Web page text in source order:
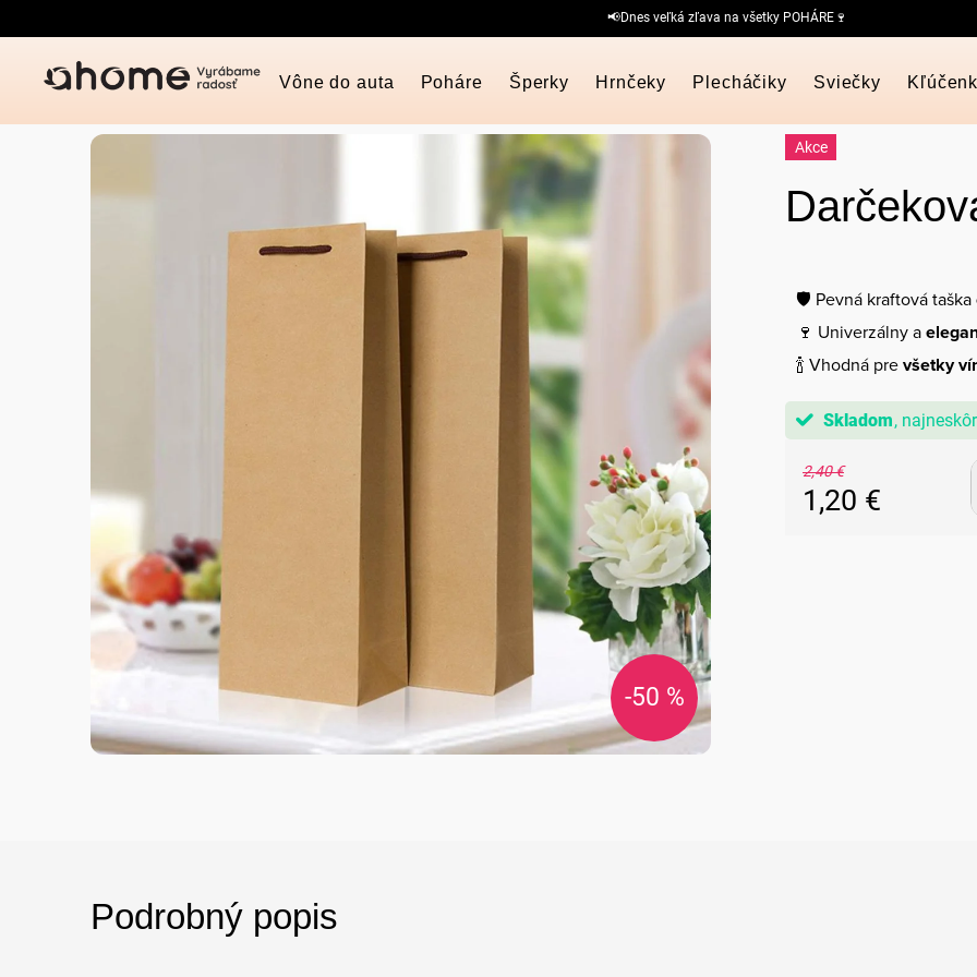
na
📢Dnes veľká zľava na všetky POHÁRE🍷
Vône do auta Poháre Šperky Hrnčeky Plecháčiky Sviečky
-50 %
Akce
🛡️ Pevná kraftová taška
🍷 Univerzálny a
🍾 Vhodná prevšetky
Skladom
2,40 €
1,20 €
Podrobný popis